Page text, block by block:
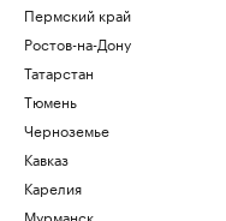
Пермский край
Ростов-на-Дону
Татарстан
Тюмень
Черноземье
Кавказ
Карелия
Мурманск